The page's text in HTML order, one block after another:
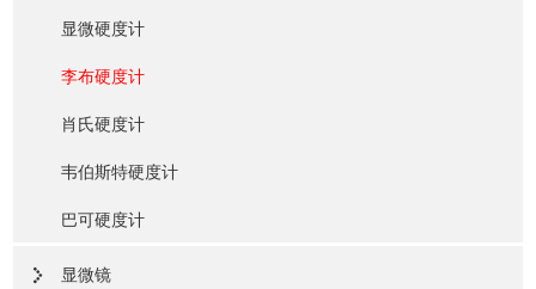
显微硬度计
李布硬度计
肖氏硬度计
韦伯斯特硬度计
巴可硬度计
显微镜